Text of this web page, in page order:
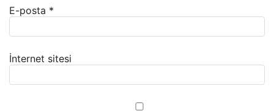
E-posta *
İnternet sitesi